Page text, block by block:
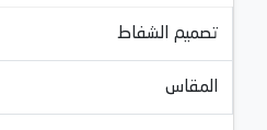
تصميم الشفاط
المقاس